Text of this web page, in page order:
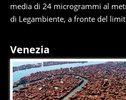
media di 24 microgrammi al
di Legambiente, a fronte del
Venezia